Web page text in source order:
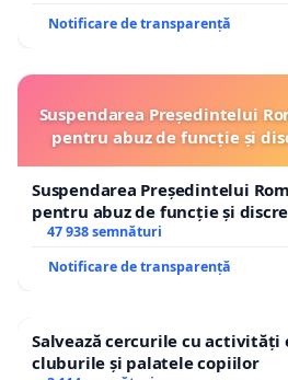
Notificare de transparență
Suspendarea Președintelui
pentru abuz de funcție și
Suspendarea Președintelui
pentru abuz de funcție și
47 938 semnături
Notificare de transparență
Salvează cercurile cu activități
cluburile și palatele copiilor